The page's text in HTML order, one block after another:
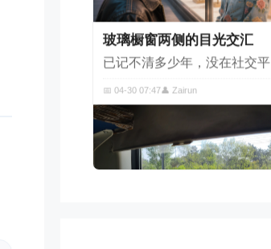
已记不清多少年，没在社交
📅 04-30 07:47👤 Zairun